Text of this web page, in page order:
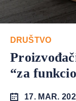
DRUŠTVO
“za
17. MAR.